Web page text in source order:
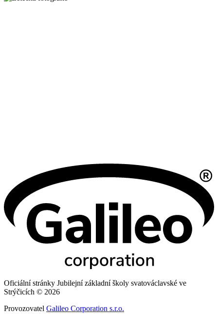
Oficiální stránky Jubilejní základní školy svatováclavské ve
Strýčicích © 2026
Provozovatel Galileo Corporation s.r.o.